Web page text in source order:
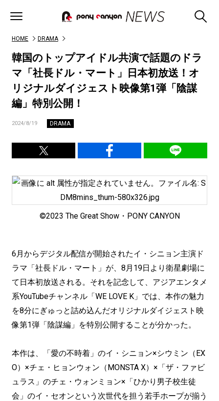
HOME DRAMA
韓国のトップアイドル共演で話題のドラ
マ「社長ドル・マート」日本初放送！オ
リジナルダイジェスト映像第1弾「陰謀
編」特別公開！
2024/8/19 DRAMA
©2023 The Great Show・PONY CANYON
6月からデジタル配信が開始されたイ・シニョン主演ド
ラマ「社長ドル・マート」が、8月19日より衛星劇場に
て日本初放送される。それを記念して、アジアエンタメ
系YouTubeチャンネル「WE LOVE K」では、本作の魅力
を8分にぎゅっと詰め込んだオリジナルダイジェスト映
像第1弾「陰謀編」を特別公開することが分かった。
本作は、「愛の不時着」のイ・シニョン×シウミン（EX
O）×チェ・ヒョンウォン（MONSTA X）×「ザ・ファビ
ュラス」のチェ・ウォンミョン×「ひかり男子校生徒
会」のイ・セオンという次世代を担う若手ホープが揃う